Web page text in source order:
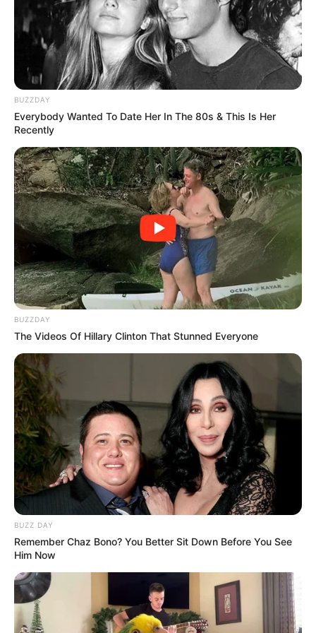
BUZZDAY
Everybody Wanted To Date Her In The 80s & This Is Her
Recently
BUZZDAY
The Videos Of Hillary Clinton That Stunned Everyone
BUZZ DAY
Remember Chaz Bono? You Better Sit Down Before You See
Him Now